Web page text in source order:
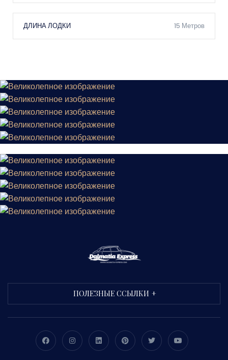
Аудиосистема Класса Hi-Fi
Какой корабль не имеет звукового
Наши суда никогда не выйдут из порта без
дееспособного экипажа
ДЛИНА ЛОДКИ 15 Метров
ПОЛЕЗНЫЕ ССЫЛКИ